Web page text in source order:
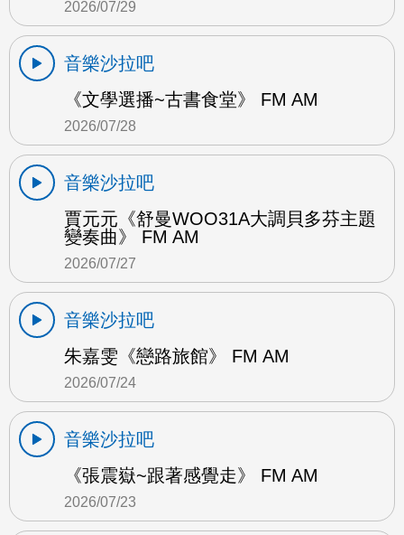
2026/07/29
音樂沙拉吧
《文學選播~古書食堂》 FM AM
2026/07/28
音樂沙拉吧
賈元元《舒曼WOO31A大調貝多芬主題
變奏曲》 FM AM
2026/07/27
音樂沙拉吧
朱嘉雯《戀路旅館》 FM AM
2026/07/24
音樂沙拉吧
《張震嶽~跟著感覺走》 FM AM
2026/07/23